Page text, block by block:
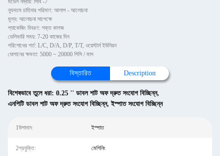
মডেল নম্বার: সিবি -7
ন্যূনতম চাহিদার পরিমাণ: আলাপ - আলোচনা
মূল্য: আলোচনা সাপেক্ষে
প্যাকেজিং বিবরণ: শক্ত কাগজ
ডেলিভারি সময়: 7-20 কাজের দিন
পরিশোধের শর্ত: L/C, D/A, D/P, T/T, ওয়েস্টার্ন ইউনিয়ন
যোগানের ক্ষমতা: 5000 ~ 20000 পিসি / মাস
বিস্তারিত Description
বিশেষভাবে তুলে ধরা: 0.25 '' ডাবল শাট অফ দ্রুত সংযোগ বিচ্ছিন্ন,
এনপিটি ডাবল শাট অফ দ্রুত সংযোগ বিচ্ছিন্ন, ইস্পাত সংযোগ বিচ্ছিন্ন
1উপাদান: ইস্পাত
2প্রযুক্তি: মেশিনিং